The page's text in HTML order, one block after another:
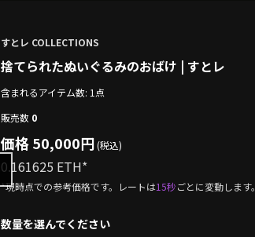
すとレ COLLECTIONS
捨てられたぬいぐるみのおばけ | すとレ
含まれるアイテム数: 1点
販売数 0
価格 50,000円(税込)
0.161625 ETH*
*現時点での参考価格です。レートは15秒ごとに変動します。
数量を選んでください